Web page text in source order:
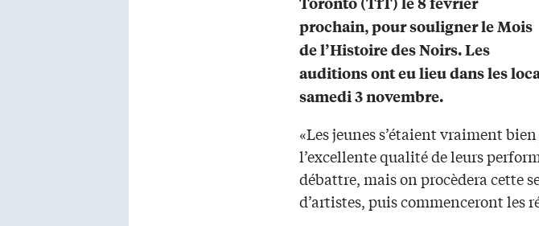
prochain, pour souligner le Mois
de l’Histoire des Noirs. Les
auditions ont eu lieu dans les
samedi 3 novembre.
«Les jeunes s’étaient vraiment
l’excellente qualité de leurs
débattre, mais on procèdera cette
d’artistes, puis commenceront les